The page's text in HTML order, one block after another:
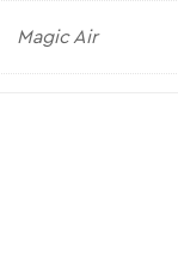
Magic Air